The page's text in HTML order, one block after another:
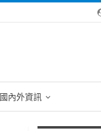
國內外資訊